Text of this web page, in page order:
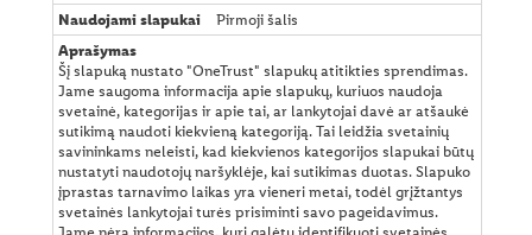
n
i
ų
p
e
ž
a
s
č
Pirmoji šalis
Šį slapuką nustato "OneTrust" slapukų atitikties sprendimas.
Jame saugoma informacija apie slapukų, kuriuos naudoja
svetainė, kategorijas ir apie tai, ar lankytojai davė ar atšaukė
sutikimą naudoti kiekvieną kategoriją. Tai leidžia svetainių
savininkams neleisti, kad kiekvienos kategorijos slapukai būtų
nustatyti naudotojų naršyklėje, kai sutikimas duotas. Slapuko
įprastas tarnavimo laikas yra vieneri metai, todėl grįžtantys
svetainės lankytojai turės prisiminti savo pageidavimus.